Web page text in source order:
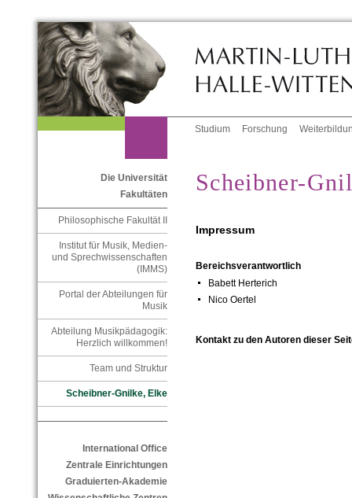
Studium Forschung
Die Universität
Fakultäten
Philosophische Fakultät II
Institut für Musik, Medien-
und Sprechwissenschaften
(IMMS)
Portal der Abteilungen für
Musik
Abteilung Musikpädagogik:
Herzlich willkommen!
Team und Struktur
Scheibner-Gnilke, Elke
International Office
Zentrale Einrichtungen
Graduierten-Akademie
Scheibner-
Impressum
Bereichsverantwortlich
Babett Herterich
Nico Oertel
Kontakt zu den Autoren dieser